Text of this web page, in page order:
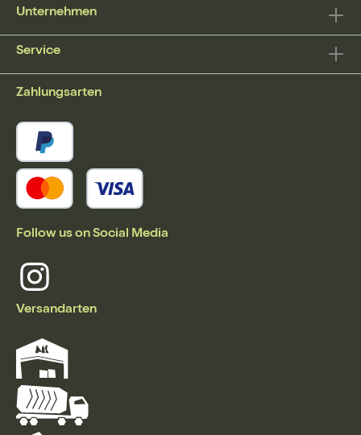
Unternehmen
Service
Zahlungsarten
Follow us on Social Media
Versandarten